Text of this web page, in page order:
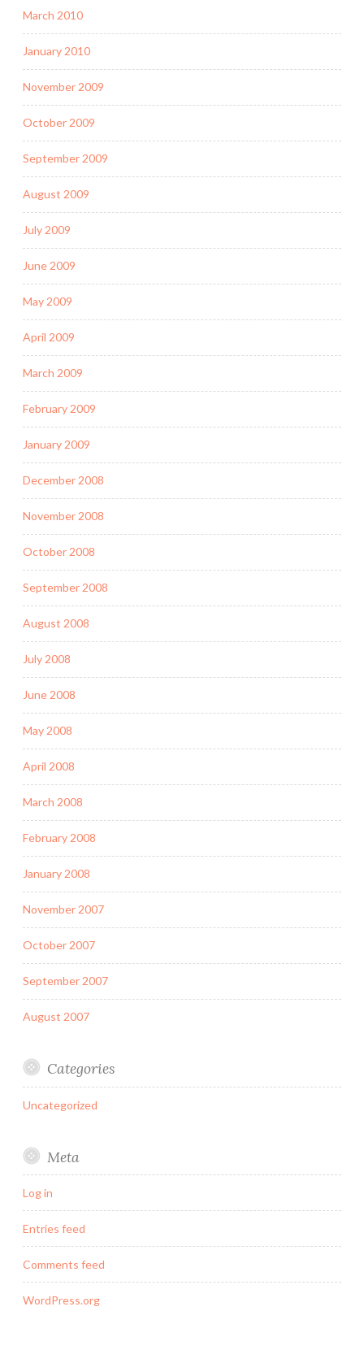
March 2010
January 2010
November 2009
October 2009
September 2009
August 2009
July 2009
June 2009
May 2009
April 2009
March 2009
February 2009
January 2009
December 2008
November 2008
October 2008
September 2008
August 2008
July 2008
June 2008
May 2008
April 2008
March 2008
February 2008
January 2008
November 2007
October 2007
September 2007
August 2007
Categories
Uncategorized
Meta
Log in
Entries feed
Comments feed
WordPress.org